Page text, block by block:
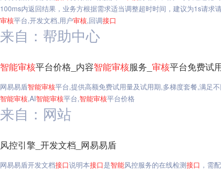
100ms内返回结果，业务方根据需求适当调整超时时间，建议为1s请
审核平台,开发文档,用户审核,回调接口
来自：帮助中心
智能审核平台价格_内容智能审核服务_ 审核平台免费试
网易易盾智能审核平台,提供高额免费试用量及试用期,多梯度套餐,满足
智能审核,AI智能审核平台,智能审核平台价格
来自：网站
风控引擎_开发文档_网易易盾
网易易盾开发文档接口说明本接口是智能风控服务的在线检测接口 ，需